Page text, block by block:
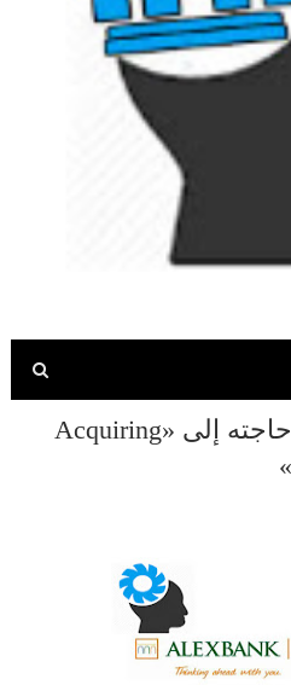
«Alexbank» يعلن عن حاجته إلى «Acquiring